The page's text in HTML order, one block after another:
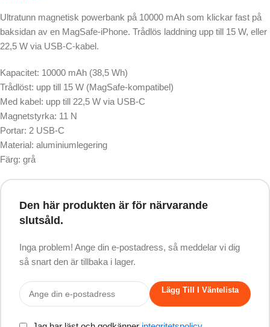
Ultratunn magnetisk powerbank på 10000 mAh som klickar fast på
baksidan av en MagSafe-iPhone. Trådlös laddning upp till 15 W, eller
22,5 W via USB-C-kabel.
Kapacitet: 10000 mAh (38,5 Wh)
Trådlöst: upp till 15 W (MagSafe-kompatibel)
Med kabel: upp till 22,5 W via USB-C
Magnetstyrka: 11 N
Portar: 2 USB-C
Material: aluminiumlegering
Färg: grå
Den här produkten är för närvarande
slutsåld.
Inga problem! Ange din e-postadress, så meddelar vi dig
så snart den är tillbaka i lager.
Lägg Till I Väntelista